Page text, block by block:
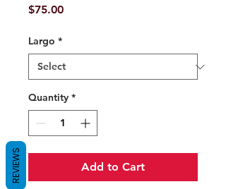
$75.00Price
Largo *
Quantity *
Add to Cart
REVIEWS